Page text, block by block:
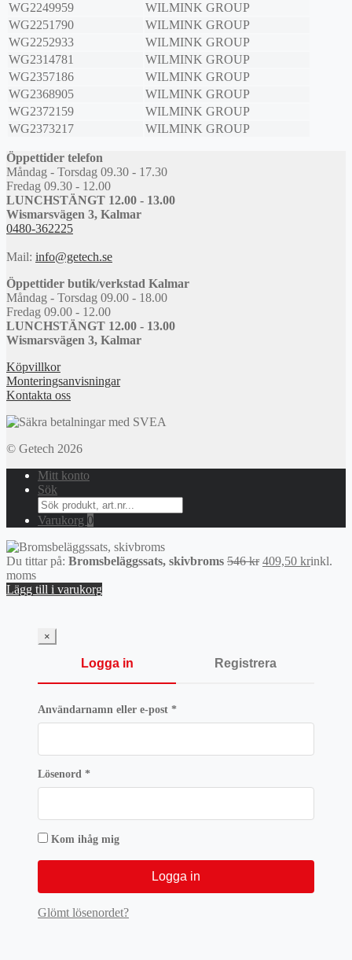
WG2249959
WILMINK GROUP
WG2251790
WILMINK GROUP
WG2252933
WILMINK GROUP
WG2314781
WILMINK GROUP
WG2357186
WILMINK GROUP
WG2368905
WILMINK GROUP
WG2372159
WILMINK GROUP
WG2373217
WILMINK GROUP
Öppettider telefon
Måndag - Torsdag 09.30 - 17.30
Fredag 09.30 - 12.00
LUNCHSTÄNGT 12.00 - 13.00
Wismarsvägen 3, Kalmar
0480-362225
Mail: info@getech.se
Öppettider butik/verkstad Kalmar
Måndag - Torsdag 09.00 - 18.00
Fredag 09.00 - 12.00
LUNCHSTÄNGT 12.00 - 13.00
Wismarsvägen 3, Kalmar
Köpvillkor
Monteringsanvisningar
Kontakta oss
© Getech 2026
Mitt konto
Sök
Search
for:
Varukorg 0
Du tittar på: Bromsbeläggssats, skivbroms 546kr Det
409,50 krDet
inkl.
moms
Lägg till i varukorg
×
Logga in Registrera
Användarnamn eller e-post *Obligatoriskt
Lösenord *Obligatoriskt
Kom ihåg mig
Logga in
Glömt lösenordet?